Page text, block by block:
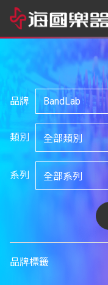
品牌
類別
系列
品牌標籤